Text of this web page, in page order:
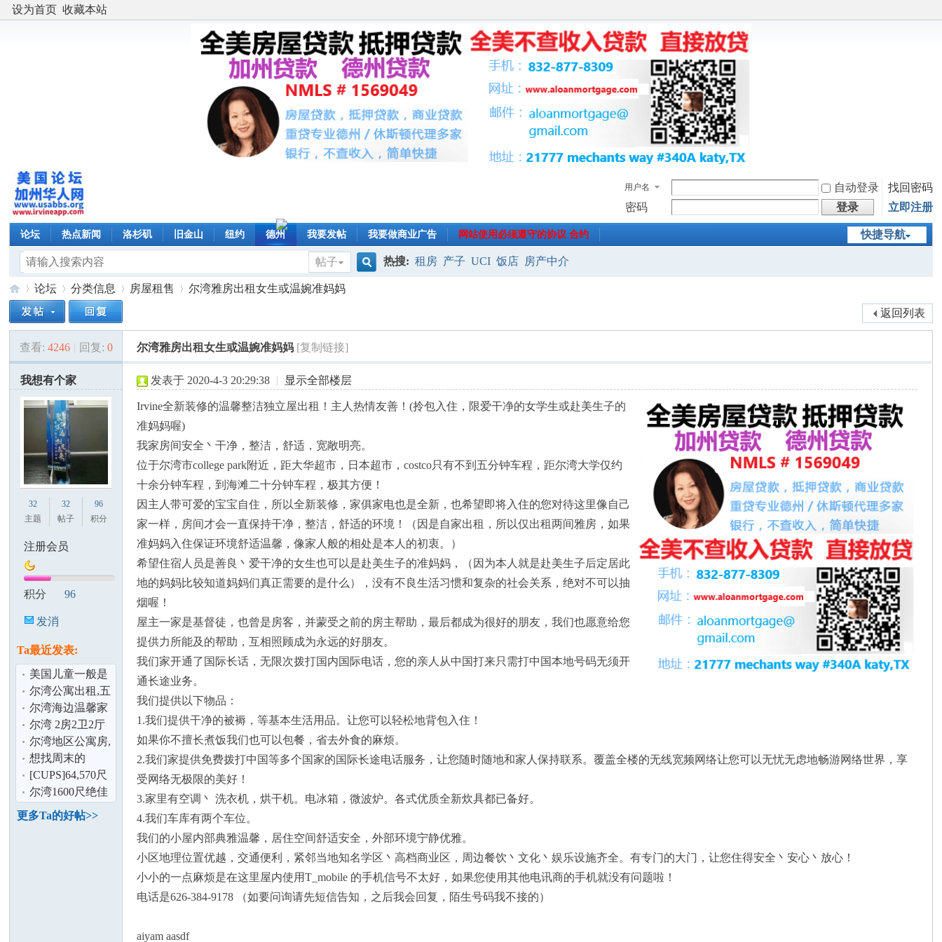
设为首页 收藏本站
用户名 自动登录
找回密码
密码
登录 立即注册
快捷导航
论坛 热点新闻 洛杉矶 旧金山 纽约 德州 我要发帖 我要做商业广告 网站使用必须遵守的协议 合约
帖子
热搜: 租房 产子 UCI 饭店 房产中介
美
国
»
论坛
›
分类信息 房屋租售
›
尔湾雅房出租女生或温婉准妈妈
返回列表
查看: 4246 | 回复: 0 尔湾雅房出租女生或温婉准妈妈 [复制链接]
我想有个家
32
主题
32
帖子
96
积分
注册会员
积分 96
发消
Ta最近发表:
美国儿童一般是
几岁上幼儿园
尔湾公寓出租,五
月中起,大华旁
尔湾海边温馨家
庭客栈欢迎您
尔湾 2房2卫2厅
联体别墅出租 家
具丶家居,
尔湾地区公寓房,
整租/分租
想找周末的
parttime
[CUPS]64,570尺
仓库出租,位于
Anaheim
尔湾1600尺绝佳
位置甜品店出租
更多Ta的好帖>>
发表于 2020-4-3 20:29:38 | 显示全部楼层
Irvine全新装修的温馨整洁独立屋出租！主人热情友善！(拎包入住，限爱干净的女学生或赴美生子的
准妈妈喔)
我家房间安全丶干净，整洁，舒适，宽敞明亮。
位于尔湾市college park附近，距大华超市，日本超市，costco只有不到五分钟车程，距尔湾大学仅约
十余分钟车程，到海滩二十分钟车程，极其方便！
因主人带可爱的宝宝自住，所以全新装修，家俱家电也是全新，也希望即将入住的您对待这里像自己
家一样，房间才会一直保持干净，整洁，舒适的环境！（因是自家出租，所以仅出租两间雅房，如果
准妈妈入住保证环境舒适温馨，像家人般的相处是本人的初衷。）
希望住宿人员是善良丶爱干净的女生也可以是赴美生子的准妈妈，（因为本人就是赴美生子后定居此
地的妈妈比较知道妈妈们真正需要的是什么），没有不良生活习惯和复杂的社会关系，绝对不可以抽
烟喔！
屋主一家是基督徒，也曾是房客，并蒙受之前的房主帮助，最后都成为很好的朋友，我们也愿意给您
提供力所能及的帮助，互相照顾成为永远的好朋友。
我们家开通了国际长话，无限次拨打国内国际电话，您的亲人从中国打来只需打中国本地号码无须开
通长途业务。
我们提供以下物品：
1.我们提供干净的被褥，等基本生活用品。让您可以轻松地背包入住！
如果你不擅长煮饭我们也可以包餐，省去外食的麻烦。
2.我们家提供免费拨打中国等多个国家的国际长途电话服务，让您随时随地和家人保持联系。覆盖全楼的无线宽频网络让您可以无忧无虑地畅游网络世界，享
受网络无极限的美好！
3.家里有空调丶 洗衣机，烘干机。电冰箱，微波炉。各式优质全新炊具都已备好。
4.我们车库有两个车位。
我们的小屋内部典雅温馨，居住空间舒适安全，外部环境宁静优雅。
小区地理位置优越，交通便利，紧邻当地知名学区丶高档商业区，周边餐饮丶文化丶娱乐设施齐全。有专门的大门，让您住得安全丶安心丶放心！
小小的一点麻烦是在这里屋内使用T_mobile 的手机信号不太好，如果您使用其他电讯商的手机就没有问题啦！
电话是626-384-9178 （如要问询请先短信告知，之后我会回复，陌生号码我不接的）
aiyam aasdf